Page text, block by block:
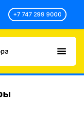
+7 747 299 9000